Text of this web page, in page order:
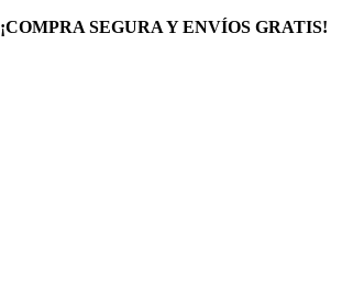
¡COMPRA SEGURA Y ENVÍOS GRATIS!